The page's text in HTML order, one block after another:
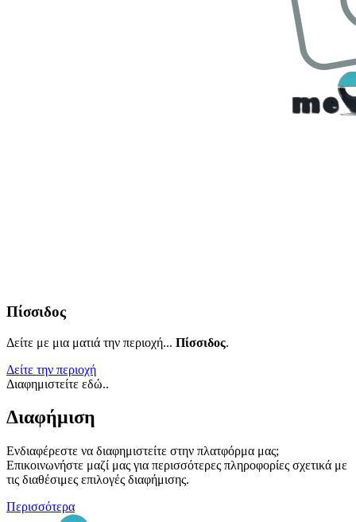
Πίσσιδος
Δείτε με μια ματιά την περιοχή... Πίσσιδος.
Δείτε την περιοχή
Διαφημιστείτε εδώ..
Διαφήμιση
Ενδιαφέρεστε να διαφημιστείτε στην πλατφόρμα μας;
Επικοινωνήστε μαζί μας για περισσότερες πληροφορίες σχετικά με
τις διαθέσιμες επιλογές διαφήμισης.
Περισσότερα